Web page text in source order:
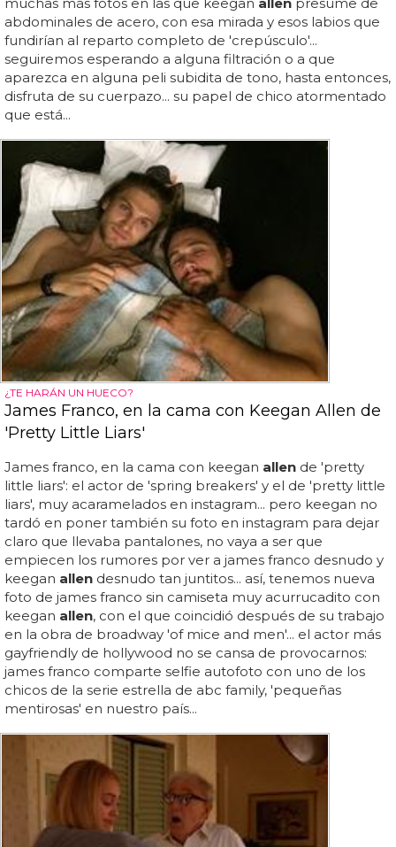
abdominales de acero, con esa mirada y esos labios que
fundirían al reparto completo de 'crepúsculo'...
seguiremos esperando a alguna filtración o a que
aparezca en alguna peli subidita de tono, hasta entonces,
disfruta de su cuerpazo... su papel de chico atormentado
que está...
¿TE HARÁN UN HUECO?
James Franco, en la cama con Keegan Allen de
'Pretty Little Liars'
James franco, en la cama con keegan allen de 'pretty
little liars': el actor de 'spring breakers' y el de 'pretty little
liars', muy acaramelados en instagram... pero keegan no
tardó en poner también su foto en instagram para dejar
claro que llevaba pantalones, no vaya a ser que
empiecen los rumores por ver a james franco desnudo y
keegan allen desnudo tan juntitos... así, tenemos nueva
foto de james franco sin camiseta muy acurrucadito con
keegan allen, con el que coincidió después de su trabajo
en la obra de broadway 'of mice and men'... el actor más
gayfriendly de hollywood no se cansa de provocarnos:
james franco comparte selfie autofoto con uno de los
chicos de la serie estrella de abc family, 'pequeñas
mentirosas' en nuestro país...